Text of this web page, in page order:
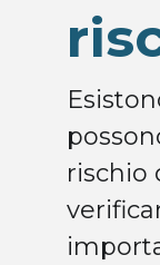
rischio